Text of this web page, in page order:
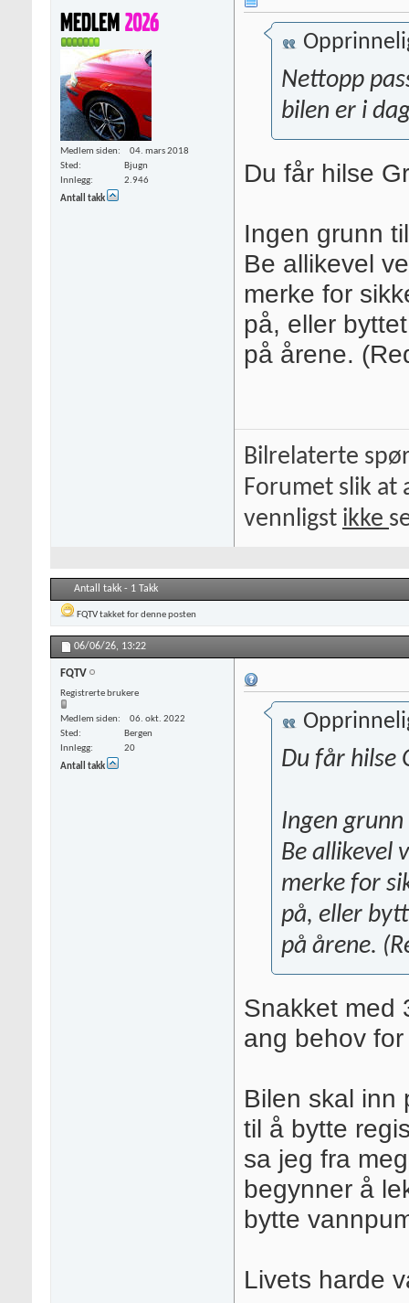
Medlem siden
04. mars 2018
Sted
Bjugn
Innlegg
2.946
Antall takk
Nettopp
bilen er i
Du får hilse
Ingen grunn
Be allikevel
merke for
på, eller
på årene.
Bilrelaterte
Forumet slik at
vennligst ikke
Antall takk - 1 Takk
FQTVtakket for denne posten
06/06/26, 13:22
FQTV
Registrerte brukere
Medlem siden
06. okt. 2022
Sted
Bergen
Innlegg
20
Antall takk
Du får hilse
Ingen
Be allikevel
merke for
på, eller
på årene.
Snakket med
ang behov
Bilen skal inn
til å bytte
sa jeg fra
begynner å
bytte
Livets harde